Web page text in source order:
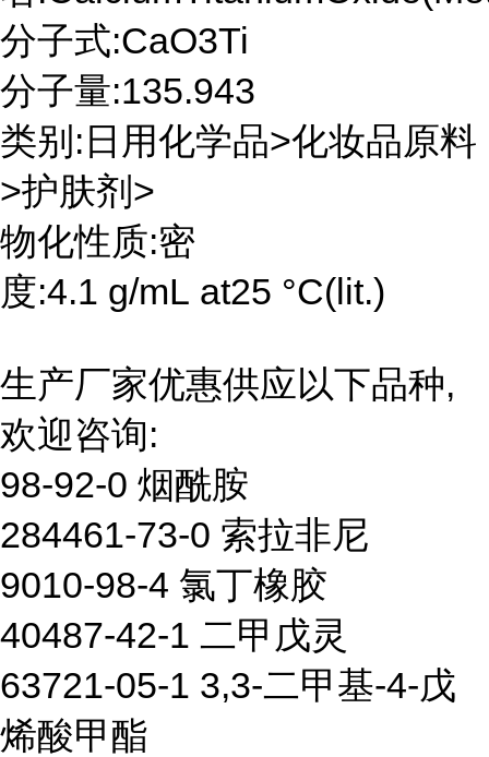
分子式:CaO3Ti
分子量:135.943
类别:日用化学品>化妆品原料
>护肤剂>
物化性质:密
度:4.1 g/mL at25 °C(lit.)
生产厂家优惠供应以下品种,
欢迎咨询:
98-92-0 烟酰胺
284461-73-0 索拉非尼
9010-98-4 氯丁橡胶
40487-42-1 二甲戊灵
63721-05-1 3,3-二甲基-4-戊
烯酸甲酯